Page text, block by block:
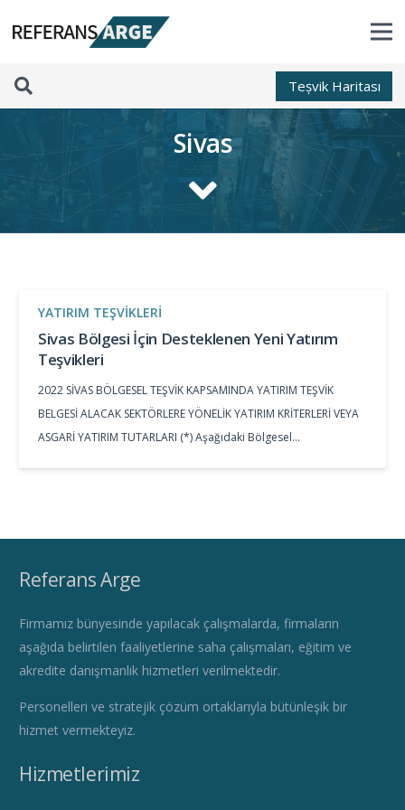
Teșvik Haritası
Sivas
YATIRIM TEŞVIKLERI
Sivas Bölgesi İçin Desteklenen Yeni Yatırım
Teşvikleri
2022 SİVAS BÖLGESEL TEŞVİK KAPSAMINDA YATIRIM TEŞVİK
BELGESİ ALACAK SEKTÖRLERE YÖNELİK YATIRIM KRİTERLERİ VEYA
ASGARİ YATIRIM TUTARLARI (*) Aşağıdaki Bölgesel…
Referans Arge
Firmamız bünyesinde yapılacak çalışmalarda, firmaların
aşağıda belirtilen faaliyetlerine saha çalışmaları, eğitim ve
akredite danışmanlık hizmetleri verilmektedir.
Personelleri ve stratejik çözüm ortaklarıyla bütünleşik bir
hizmet vermekteyiz.
Hizmetlerimiz